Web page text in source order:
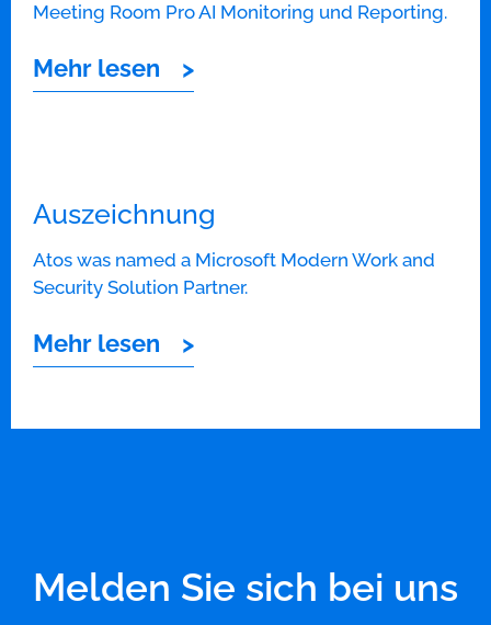
Meeting Room Pro AI Monitoring und Reporting.
Mehr lesen
Auszeichnung
Atos was named a Microsoft Modern Work and
Security Solution Partner.
Mehr lesen
Melden Sie sich bei uns